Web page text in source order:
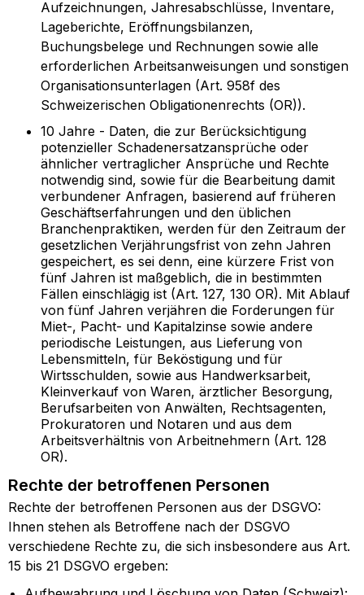
Aufzeichnungen, Jahresabschlüsse, Inventare,
Lageberichte, Eröffnungsbilanzen,
Buchungsbelege und Rechnungen sowie alle
erforderlichen Arbeitsanweisungen und sonstigen
Organisationsunterlagen (Art. 958f des
Schweizerischen Obligationenrechts (OR)).
10 Jahre - Daten, die zur Berücksichtigung
potenzieller Schadenersatzansprüche oder
ähnlicher vertraglicher Ansprüche und Rechte
notwendig sind, sowie für die Bearbeitung damit
verbundener Anfragen, basierend auf früheren
Geschäftserfahrungen und den üblichen
Branchenpraktiken, werden für den Zeitraum der
gesetzlichen Verjährungsfrist von zehn Jahren
gespeichert, es sei denn, eine kürzere Frist von
fünf Jahren ist maßgeblich, die in bestimmten
Fällen einschlägig ist (Art. 127, 130 OR). Mit Ablauf
von fünf Jahren verjähren die Forderungen für
Miet-, Pacht- und Kapitalzinse sowie andere
periodische Leistungen, aus Lieferung von
Lebensmitteln, für Beköstigung und für
Wirtsschulden, sowie aus Handwerksarbeit,
Kleinverkauf von Waren, ärztlicher Besorgung,
Berufsarbeiten von Anwälten, Rechtsagenten,
Prokuratoren und Notaren und aus dem
Arbeitsverhältnis von Arbeitnehmern (Art. 128
OR).
Rechte der betroffenen Personen
Rechte der betroffenen Personen aus der DSGVO:
Ihnen stehen als Betroffene nach der DSGVO
verschiedene Rechte zu, die sich insbesondere aus Art.
15 bis 21 DSGVO ergeben: